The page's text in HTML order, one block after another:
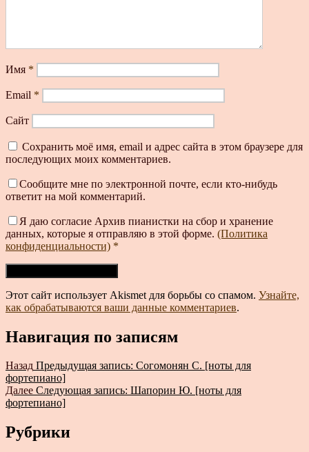
Имя *
Email *
Сайт
Сохранить моё имя, email и адрес сайта в этом браузере для
последующих моих комментариев.
Сообщите мне по электронной почте, если кто-нибудь
ответит на мой комментарий.
Я даю согласие Архив пианистки на сбор и хранение
данных, которые я отправляю в этой форме. (Политика
конфиденциальности) *
Этот сайт использует Akismet для борьбы со спамом. Узнайте,
как обрабатываются ваши данные комментариев.
Навигация по записям
Назад Предыдущая запись: Согомонян С. [ноты для
фортепиано]
Далее Следующая запись: Шапорин Ю. [ноты для
фортепиано]
Рубрики